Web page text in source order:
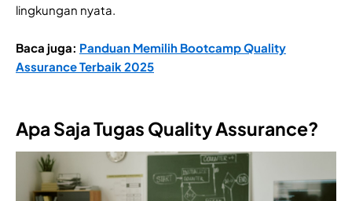
lingkungan nyata.
Baca juga: Panduan Memilih Bootcamp Quality
Assurance Terbaik 2025
Apa Saja Tugas Quality Assurance?